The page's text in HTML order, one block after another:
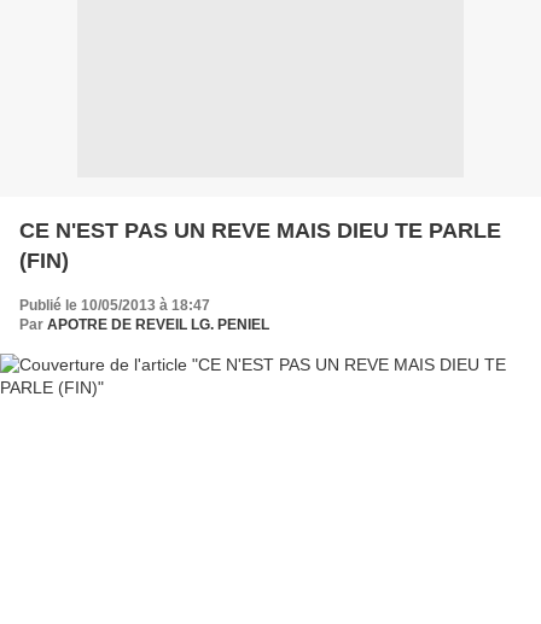
CE N'EST PAS UN REVE MAIS DIEU TE PARLE
(FIN)
Publié le 10/05/2013 à 18:47
Par APOTRE DE REVEIL LG. PENIEL